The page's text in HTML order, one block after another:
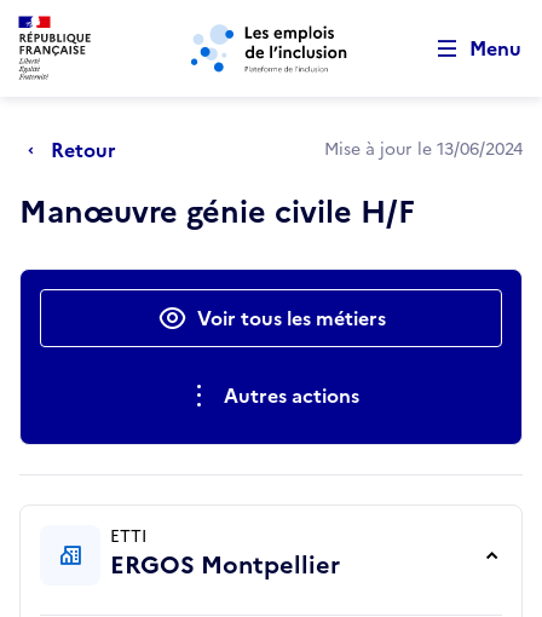
Aller au menu principal Aller au contenu principal
Menu
Retour Mise à jour le 13/06/2024
Manœuvre génie civile H/F
Actions rapidesVoir tous les métiers
Autres actions
ETTI
ERGOS Montpellier
Retour au début de la page
Panneau de gestion des cookies